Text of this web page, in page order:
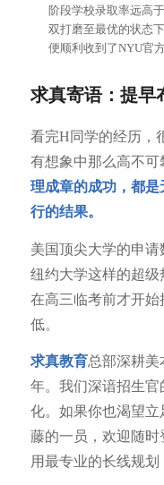
阶段学校录取率远高
双打磨至最优的状态
便顺利收到了NYU官
求真寄语：提早
看完H同学的经历，
有想象中那么高不可
理成章的成功，都
行的结果。
美国顶尖大学的申
纽约大学这样的超
在高三临考前才开
低。
求真教育总部深耕美
年。我们深谙招生
化。如果你也渴望
藤的一员，欢迎随
用最专业的长线规划